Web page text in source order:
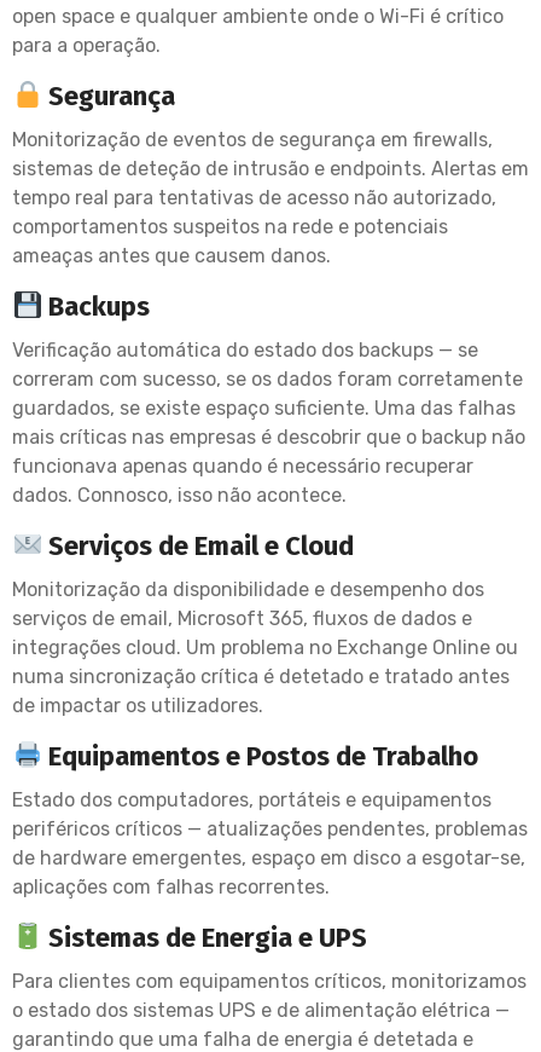
open space e qualquer ambiente onde o Wi-Fi é crítico
para a operação.
Segurança
Monitorização de eventos de segurança em firewalls,
sistemas de deteção de intrusão e endpoints. Alertas em
tempo real para tentativas de acesso não autorizado,
comportamentos suspeitos na rede e potenciais
ameaças antes que causem danos.
Backups
Verificação automática do estado dos backups — se
correram com sucesso, se os dados foram corretamente
guardados, se existe espaço suficiente. Uma das falhas
mais críticas nas empresas é descobrir que o backup não
funcionava apenas quando é necessário recuperar
dados. Connosco, isso não acontece.
Serviços de Email e Cloud
Monitorização da disponibilidade e desempenho dos
serviços de email, Microsoft 365, fluxos de dados e
integrações cloud. Um problema no Exchange Online ou
numa sincronização crítica é detetado e tratado antes
de impactar os utilizadores.
Equipamentos e Postos de Trabalho
Estado dos computadores, portáteis e equipamentos
periféricos críticos — atualizações pendentes, problemas
de hardware emergentes, espaço em disco a esgotar-se,
aplicações com falhas recorrentes.
Sistemas de Energia e UPS
Para clientes com equipamentos críticos, monitorizamos
o estado dos sistemas UPS e de alimentação elétrica —
garantindo que uma falha de energia é detetada e